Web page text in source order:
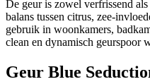
De geur is zowel verfrissend
balans tussen citrus, zee-
gebruik in woonkamers,
clean en dynamisch geurspoor
Geur Blue